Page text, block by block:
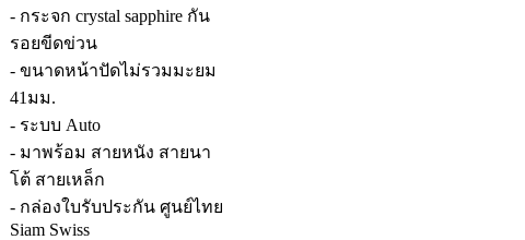
- กระจก crystal sapphire กัน
รอยขีดข่วน
- ขนาดหน้าปัดไม่รวมมะยม
41มม.
- ระบบ Auto
- มาพร้อม สายหนัง สายนา
โต้ สายเหล็ก
- กล่องใบรับประกัน ศูนย์ไทย
Siam Swiss